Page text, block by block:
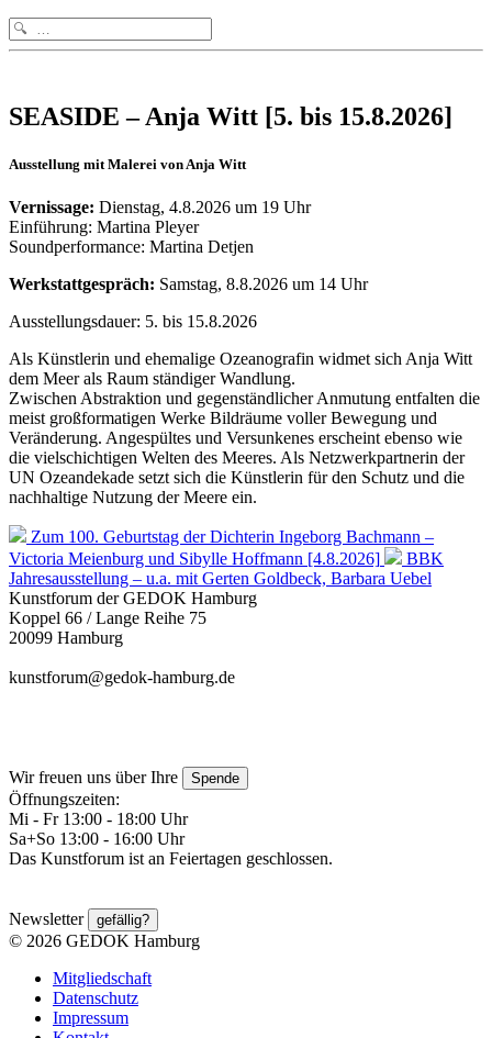
Search
for:
SEASIDE – Anja Witt [5. bis 15.8.2026]
Ausstellung mit Malerei von Anja Witt
Vernissage: Dienstag, 4.8.2026 um 19 Uhr
Einführung: Martina Pleyer
Soundperformance: Martina Detjen
Werkstattgespräch: Samstag, 8.8.2026 um 14 Uhr
Ausstellungsdauer: 5. bis 15.8.2026
Als Künstlerin und ehemalige Ozeanografin widmet sich Anja Witt
dem Meer als Raum ständiger Wandlung.
Zwischen Abstraktion und gegenständlicher Anmutung entfalten die
meist großformatigen Werke Bildräume voller Bewegung und
Veränderung. Angespültes und Versunkenes erscheint ebenso wie
die vielschichtigen Welten des Meeres. Als Netzwerkpartnerin der
UN Ozeandekade setzt sich die Künstlerin für den Schutz und die
nachhaltige Nutzung der Meere ein.
Zum 100. Geburtstag der Dichterin Ingeborg Bachmann –
Victoria Meienburg und Sibylle Hoffmann [4.8.2026]
BBK
Jahresausstellung – u.a. mit Gerten Goldbeck, Barbara Uebel
Kunstforum der GEDOK Hamburg
Koppel 66 / Lange Reihe 75
20099 Hamburg
kunstforum@gedok-hamburg.de
Wir freuen uns über Ihre Spende
Öffnungszeiten:
Mi - Fr 13:00 - 18:00 Uhr
Sa+So 13:00 - 16:00 Uhr
Das Kunstforum ist an Feiertagen geschlossen.
Newsletter gefällig?
© 2026 GEDOK Hamburg
Mitgliedschaft
Datenschutz
Impressum